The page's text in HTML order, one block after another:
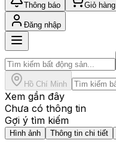
Thông báo Giỏ hàng
Đăng nhập
Hồ Chí Minh
Xem gần đây
Chưa có thông tin
Gợi ý tìm kiếm
Hình ảnh Thông tin chi tiết